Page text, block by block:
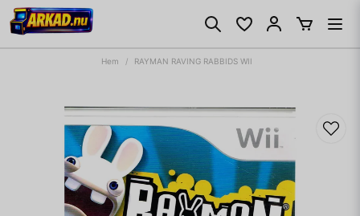
Hem RAYMAN RAVING RABBIDS WII